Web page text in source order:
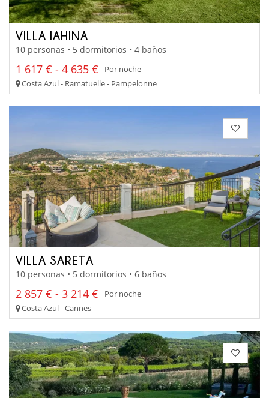
VILLA IAHINA
10 personas • 5 dormitorios • 4 baños
1 617 € - 4 635 €
Por noche
Costa Azul - Ramatuelle - Pampelonne
VILLA SARETA
10 personas • 5 dormitorios • 6 baños
2 857 € - 3 214 €
Por noche
Costa Azul - Cannes